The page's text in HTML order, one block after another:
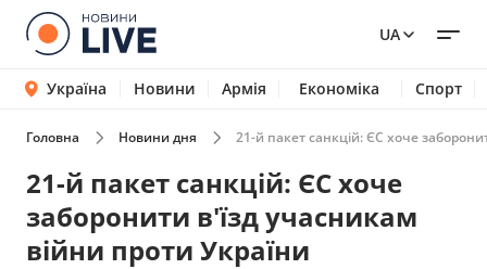
UA
Україна Новини Армія Економіка Спорт
Головна Новини дня 21-й пакет санкцій: ЄС хоче
21-й пакет санкцій: ЄС хоче
заборонити в'їзд учасникам
війни проти України